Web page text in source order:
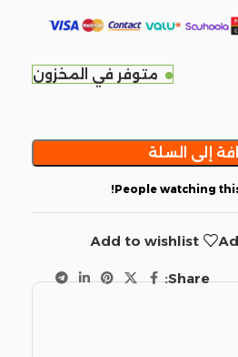
متوفر في المخزون
إلى السلة
People watching
Add to wishlist
Share: